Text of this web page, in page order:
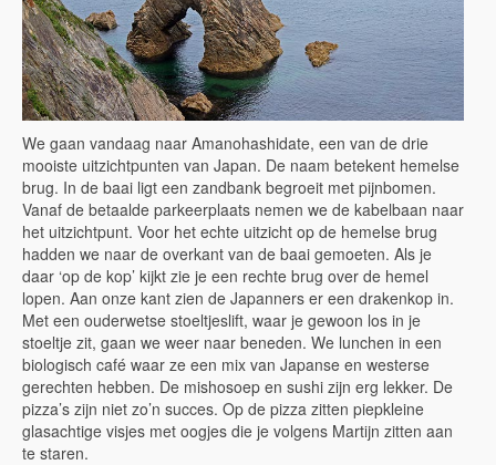
We gaan vandaag naar Amanohashidate, een van de drie
mooiste uitzichtpunten van Japan. De naam betekent hemelse
brug. In de baai ligt een zandbank begroeit met pijnbomen.
Vanaf de betaalde parkeerplaats nemen we de kabelbaan naar
het uitzichtpunt. Voor het echte uitzicht op de hemelse brug
hadden we naar de overkant van de baai gemoeten. Als je
daar ‘op de kop’ kijkt zie je een rechte brug over de hemel
lopen. Aan onze kant zien de Japanners er een drakenkop in.
Met een ouderwetse stoeltjeslift, waar je gewoon los in je
stoeltje zit, gaan we weer naar beneden. We lunchen in een
biologisch café waar ze een mix van Japanse en westerse
gerechten hebben. De mishosoep en sushi zijn erg lekker. De
pizza’s zijn niet zo’n succes. Op de pizza zitten piepkleine
glasachtige visjes met oogjes die je volgens Martijn zitten aan
te staren.